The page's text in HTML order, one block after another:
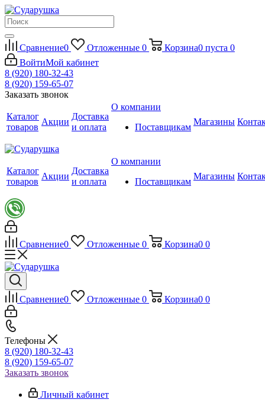
Сравнение0 Отложенные 0 Корзина0 пуста 0
ВойтиМой кабинет
8 (920) 180-32-43
8 (920) 159-65-07
Заказать звонок
Каталог
товаров
Акции
Доставка
и оплата
О компании
Поставщикам
Магазины
Каталог
товаров
Акции
Доставка
и оплата
О компании
Поставщикам
Магазины
Сравнение0 Отложенные 0 Корзина0 0
Сравнение0 Отложенные 0 Корзина0 0
Телефоны
8 (920) 180-32-43
8 (920) 159-65-07
Заказать звонок
Личный кабинет